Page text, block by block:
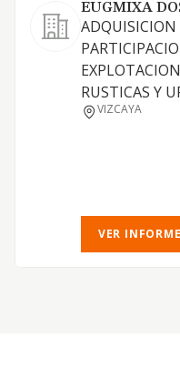
EUGMIXA
ADQUISICION
RUSTICAS Y
VIZCAYA
VER INFORME